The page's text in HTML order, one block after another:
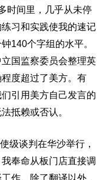
时间里，几乎从未停
习和实践使我的速记
140个字组的水平。
国监察委员会整理英
度超过了美方。有
引用美方自己发言的
抵赖或否认。
级谈判在华沙举行，
奉命从板门店直接调
作。除了翻译以外，